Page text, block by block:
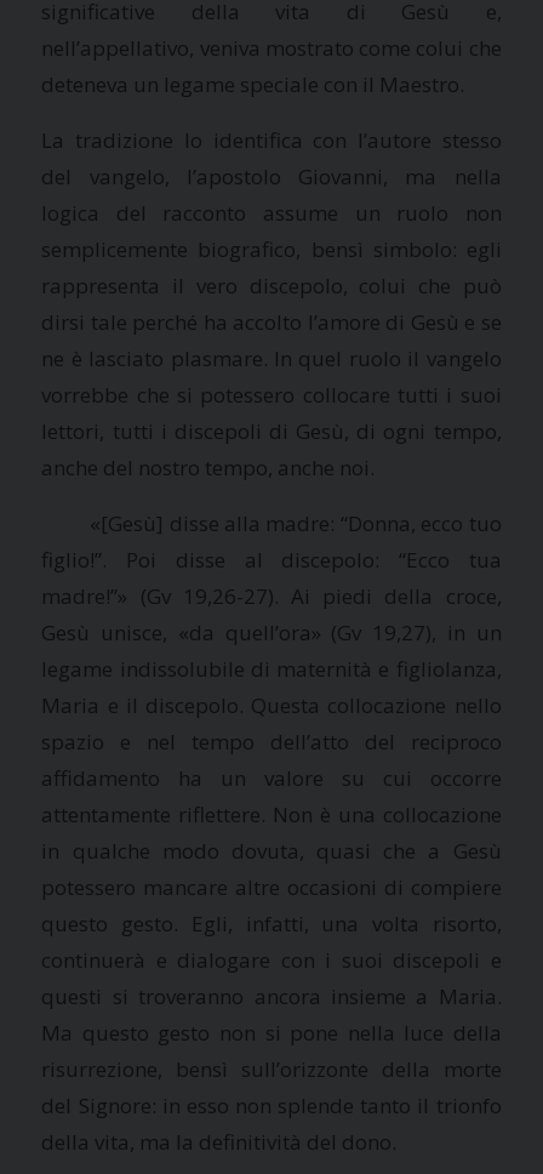
significative della vita di Gesù e,
nell’appellativo, veniva mostrato come colui che
deteneva un legame speciale con il Maestro.
La tradizione lo identifica con l’autore stesso
del vangelo, l’apostolo Giovanni, ma nella
logica del racconto assume un ruolo non
semplicemente biografico, bensì simbolo: egli
rappresenta il vero discepolo, colui che può
dirsi tale perché ha accolto l’amore di Gesù e se
ne è lasciato plasmare. In quel ruolo il vangelo
vorrebbe che si potessero collocare tutti i suoi
lettori, tutti i discepoli di Gesù, di ogni tempo,
anche del nostro tempo, anche noi.
«[Gesù] disse alla madre: “Donna, ecco tuo
figlio!”. Poi disse al discepolo: “Ecco tua
madre!”» (Gv 19,26-27). Ai piedi della croce,
Gesù unisce, «da quell’ora» (Gv 19,27), in un
legame indissolubile di maternità e figliolanza,
Maria e il discepolo. Questa collocazione nello
spazio e nel tempo dell’atto del reciproco
affidamento ha un valore su cui occorre
attentamente riflettere. Non è una collocazione
in qualche modo dovuta, quasi che a Gesù
potessero mancare altre occasioni di compiere
questo gesto. Egli, infatti, una volta risorto,
continuerà e dialogare con i suoi discepoli e
questi si troveranno ancora insieme a Maria.
Ma questo gesto non si pone nella luce della
risurrezione, bensì sull’orizzonte della morte
del Signore: in esso non splende tanto il trionfo
della vita, ma la definitività del dono.